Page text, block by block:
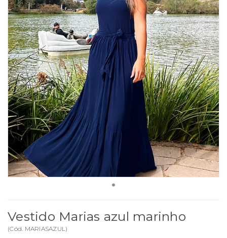
Vestido Marias azul marinho
(Cód. MARIASAZUL)